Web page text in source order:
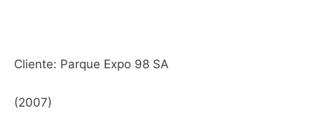
Cliente: Parque Expo 98 SA
(2007)